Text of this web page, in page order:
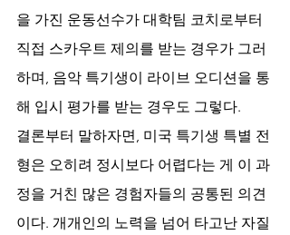
을 가진 운동선수가 대학팀 코치로부터
직접 스카우트 제의를 받는 경우가 그러
하며, 음악 특기생이 라이브 오디션을 통
해 입시 평가를 받는 경우도 그렇다.
결론부터 말하자면, 미국 특기생 특별 전
형은 오히려 정시보다 어렵다는 게 이 과
정을 거친 많은 경험자들의 공통된 의견
이다. 개개인의 노력을 넘어 타고난 자질